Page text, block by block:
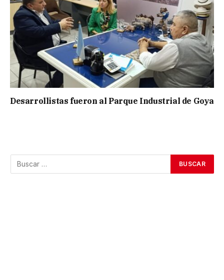
Desarrollistas fueron al Parque Industrial de Goya